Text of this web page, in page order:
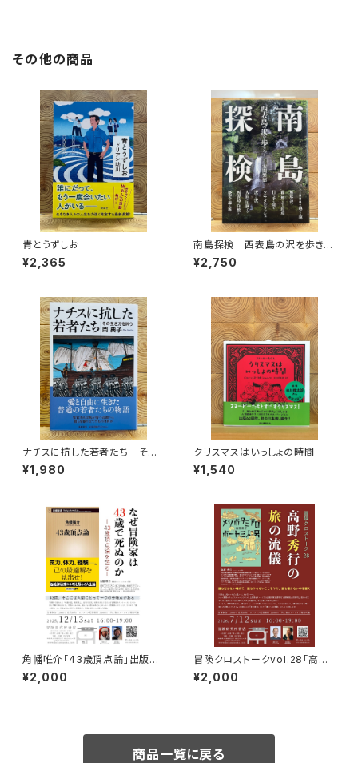
その他の商品
青とうずしお
¥2,365
南島探検 西表島の沢を歩きつ
くす
¥2,750
ナチスに抗した若者たち その
生き方を問う
¥1,980
クリスマスはいっしょの時間
¥1,540
角幡唯介「43歳頂点論」出版記
念トークイベント録画視聴権
¥2,000
冒険クロストークvol.28「高野
秀行の旅の流儀」録画視聴権
¥2,000
商品一覧に戻る